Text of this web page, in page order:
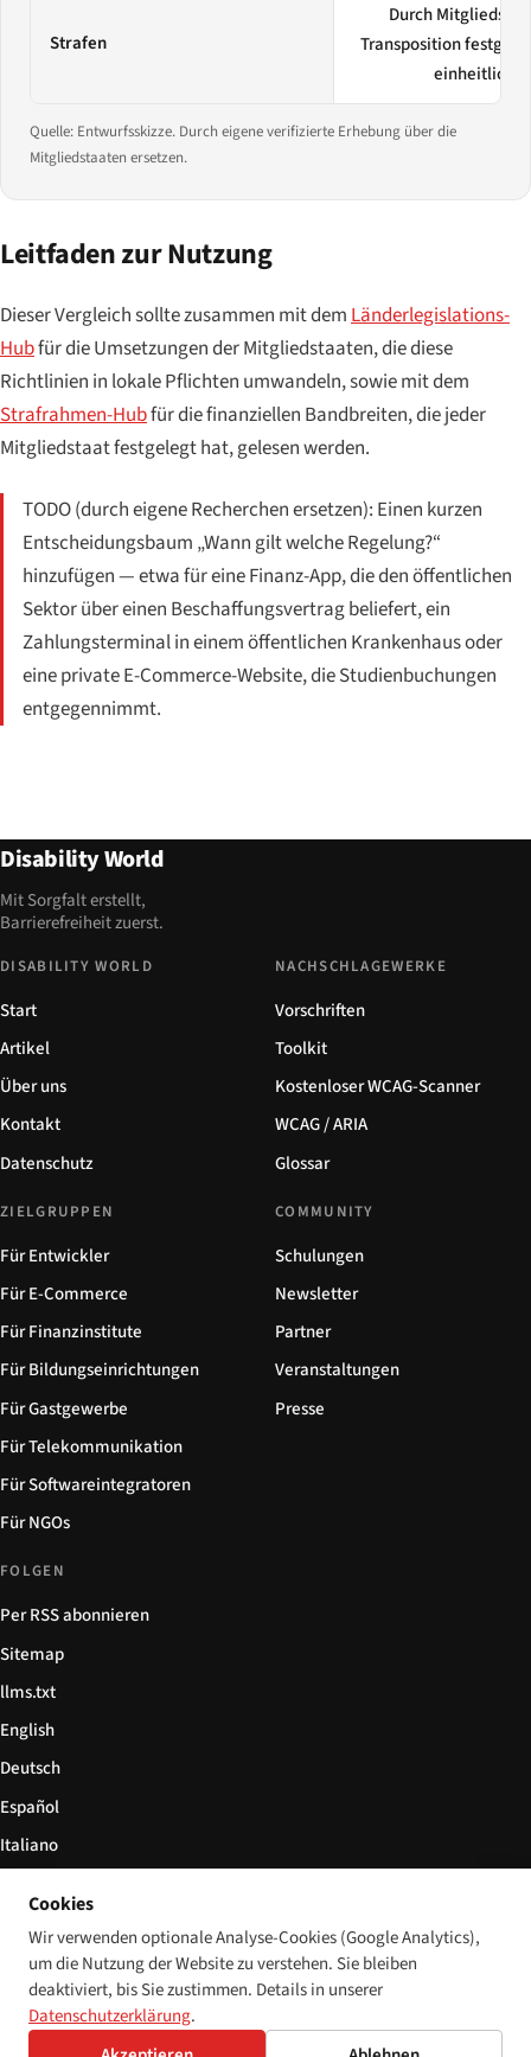
Strafen
Durch
Transposition
einheitlich
Quelle: Entwurfsskizze. Durch eigene verifizierte Erhebung über die
Mitgliedstaaten ersetzen.
Leitfaden zur Nutzung
Dieser Vergleich sollte zusammen mit dem Länderlegislations-
Hubfür die Umsetzungen der Mitgliedstaaten, die diese
Richtlinien in lokale Pflichten umwandeln, sowie mit dem
Strafrahmen-Hubfür die finanziellen Bandbreiten, die jeder
Mitgliedstaat festgelegt hat, gelesen werden.
TODO (durch eigene Recherchen ersetzen): Einen kurzen
Entscheidungsbaum „Wann gilt welche Regelung?“
hinzufügen — etwa für eine Finanz-App, die den öffentlichen
Sektor über einen Beschaffungsvertrag beliefert, ein
Zahlungsterminal in einem öffentlichen Krankenhaus oder
eine private E-Commerce-Website, die Studienbuchungen
entgegennimmt.
Disability World
Mit Sorgfalt erstellt,
Barrierefreiheit zuerst.
DISABILITY WORLD
Start
Artikel
Über uns
Kontakt
Datenschutz
NACHSCHLAGEWERKE
Vorschriften
Toolkit
Kostenloser WCAG-Scanner
WCAG / ARIA
Glossar
ZIELGRUPPEN
Für Entwickler
Für E-Commerce
Für Finanzinstitute
Für Bildungseinrichtungen
Für Gastgewerbe
Für Telekommunikation
Für Softwareintegratoren
Für NGOs
COMMUNITY
Schulungen
Newsletter
Partner
Veranstaltungen
Presse
FOLGEN
Per RSS abonnieren
Sitemap
llms.txt
English
Deutsch
Español
Italiano
© 2026 Disability World. Alle Rechte vorbehalten. Cookie-Einstellungen
Cookies
Wir verwenden optionale Analyse-Cookies (Google Analytics),
um die Nutzung der Website zu verstehen. Sie bleiben
deaktiviert, bis Sie zustimmen. Details in unserer
Datenschutzerklärung.